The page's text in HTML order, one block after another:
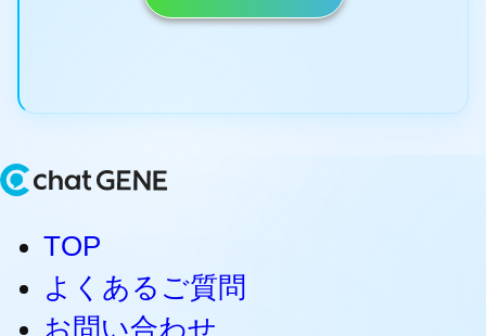
TOP
よくあるご質問
お問い合わせ